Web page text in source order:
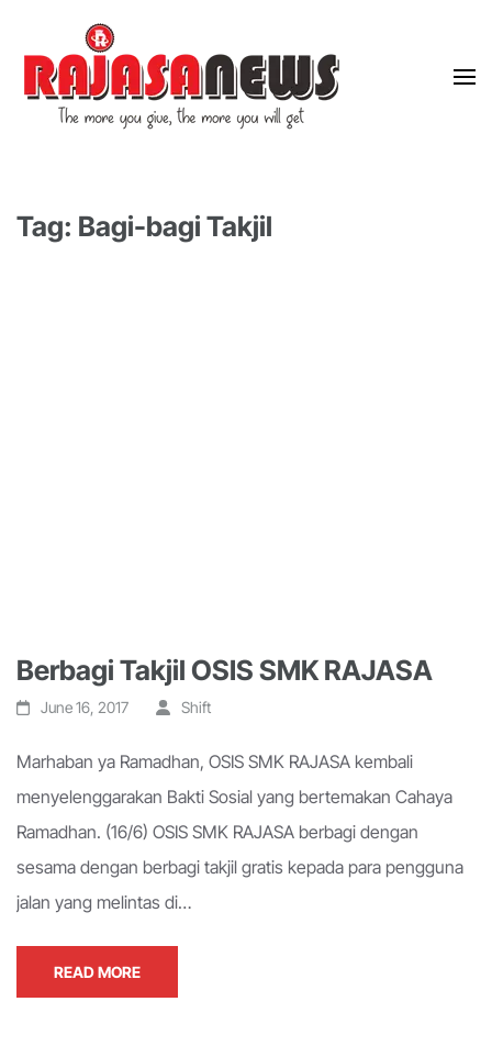
Tag: Bagi-bagi Takjil
Berbagi Takjil OSIS SMK RAJASA
June 16, 2017 Shift
Marhaban ya Ramadhan, OSIS SMK RAJASA kembali
menyelenggarakan Bakti Sosial yang bertemakan Cahaya
Ramadhan. (16/6) OSIS SMK RAJASA berbagi dengan
sesama dengan berbagi takjil gratis kepada para pengguna
jalan yang melintas di…
READ MORE